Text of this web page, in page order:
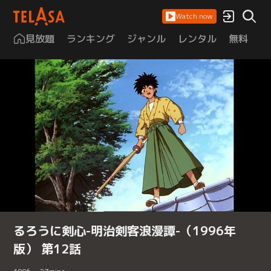
Watch now
見放題 ランキング ジャンル レンタル 無料
るろうに剣心-明治剣客浪漫譚-（1996年
版） 第12話